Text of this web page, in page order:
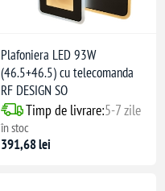
Plafoniera LED 93W
(46.5+46.5) cu telecomanda
RF DESIGN SO
Timp de livrare:5-7 zile
în stoc
391,68 lei